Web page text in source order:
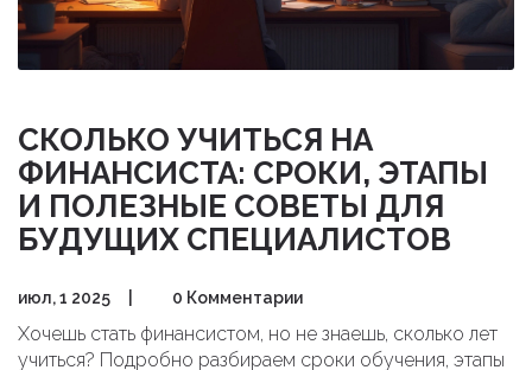
СКОЛЬКО УЧИТЬСЯ НА
ФИНАНСИСТА: СРОКИ, ЭТАПЫ
И ПОЛЕЗНЫЕ СОВЕТЫ ДЛЯ
БУДУЩИХ СПЕЦИАЛИСТОВ
июл, 1 2025 0 Комментарии
Хочешь стать финансистом, но не знаешь, сколько лет
учиться? Подробно разбираем сроки обучения, этапы